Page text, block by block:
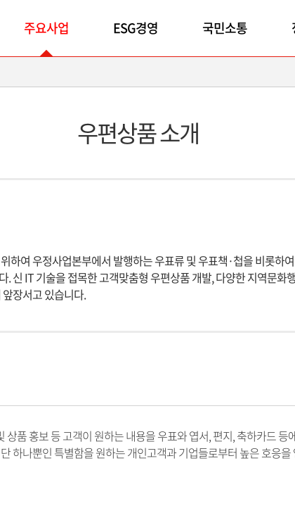
주요사업 ESG경영 국민소통
우편상품 소개
하여 우정사업본부에서 발행하는 우표류 및 우표책·첩을 비롯하
. 신 IT 기술을 접목한 고객맞춤형 우편상품 개발, 다양한 지역문화
장서고 있습니다.
품 홍보 등 고객이 원하는 내용을 우표와 엽서, 편지, 축하카드
하나뿐인 특별함을 원하는 개인고객과 기업들로부터 높은 호응을